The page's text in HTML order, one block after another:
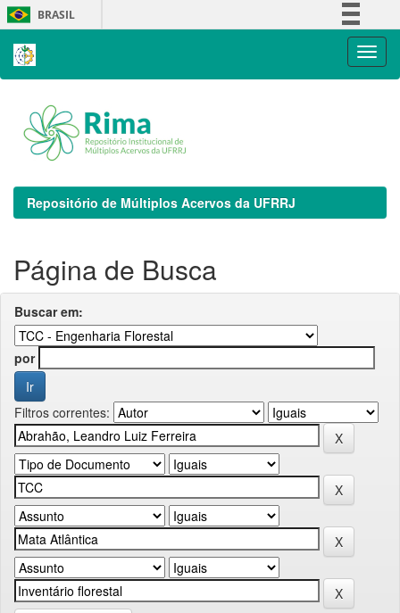
Skip
navigation
BRASIL
Repositório de Múltiplos Acervos da UFRRJ
Página de Busca
Buscar em:
por
Filtros correntes: